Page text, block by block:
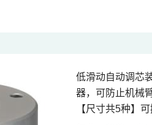
低滑动自动调芯
器，可防止机械
【尺寸共5种】